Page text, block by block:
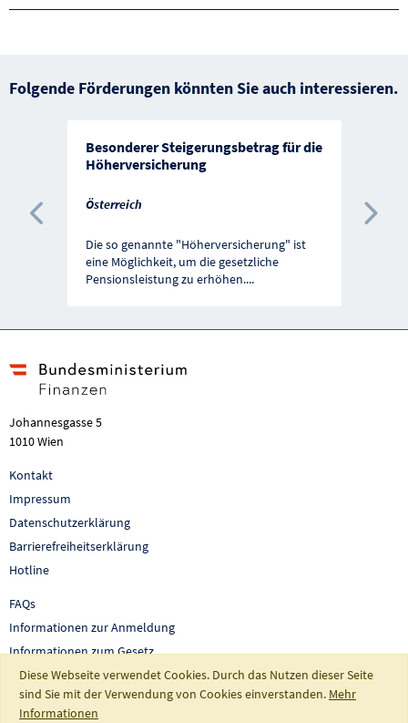
Folgende Förderungen könnten Sie auch interessieren.
Besonderer Steigerungsbetrag für die
Höherversicherung
Österreich
Die so genannte "Höherversicherung" ist
eine Möglichkeit, um die gesetzliche
Pensionsleistung zu erhöhen....
Vorherige Förderung
Johannesgasse 5
1010 Wien
Kontakt
Impressum
Datenschutzerklärung
Barrierefreiheitserklärung
Hotline
FAQs
Informationen zur Anmeldung
Informationen zum Gesetz
Auswertungen und Berichte
So fördert Österreich
Diese Webseite verwendet Cookies. Durch das Nutzen dieser Seite
sind Sie mit der Verwendung von Cookies einverstanden. Mehr
Informationen